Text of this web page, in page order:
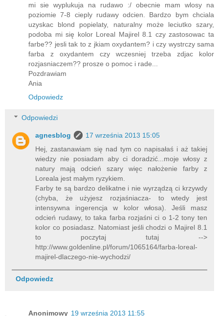
mi sie wyplukuja na rudawo :/ obecnie mam wlosy na
poziomie 7-8 cieply rudawy odcien. Bardzo bym chciala
uzyskac blond popielaty, naturalny może leciutko szary,
podoba mi się kolor Loreal Majirel 8.1 czy zastosowac ta
farbe?? jesli tak to z jkiam oxydantem? i czy wystrczy sama
farba z oxydantem czy wczesniej trzeba zdjac kolor
rozjasniaczem?? prosze o pomoc i rade...
Pozdrawiam
Ania
Odpowiedz
Odpowiedzi
agnesblog
17 września 2013 15:05
Hej, zastanawiam się nad tym co napisałaś i aż takiej
wiedzy nie posiadam aby ci doradzić...moje włosy z
natury mają odcień szary więc nałożenie farby z
Loreala jest małym ryzykiem.
Farby te są bardzo delikatne i nie wyrządzą ci krzywdy
(chyba, że użyjesz rozjaśniacza- to wtedy jest
intensywna ingerencja w kolor włosa). Jeśli masz
odcień rudawy, to taka farba rozjaśni ci o 1-2 tony ten
kolor co posiadasz. Natomiast jeśli chodzi o Majirel 8.1
to poczytaj tutaj -->
http://www.goldenline.pl/forum/1065164/farba-loreal-
majirel-dlaczego-nie-wychodzi/
Odpowiedz
Anonimowy 19 września 2013 11:55